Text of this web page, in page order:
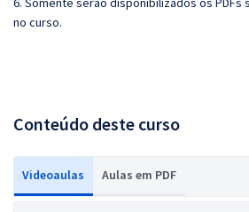
no curso.
Conteúdo deste curso
Videoaulas Aulas em PDF